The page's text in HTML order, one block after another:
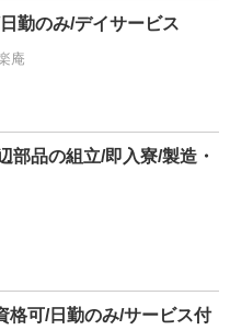
勤のみ/デイサービス
庵
部品の組立/即入寮/製造・
格可/日勤のみ/サービス付